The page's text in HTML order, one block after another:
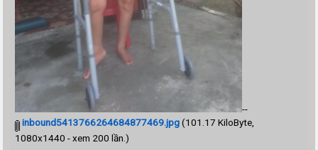
--
inbound5413766264684877469.jpg(101.17 KiloByte,
1080x1440 - xem 200 lần.)